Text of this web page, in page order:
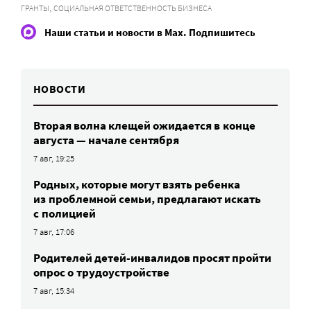
ГРАНТЫ, СОЦИАЛЬНАЯ ОТВЕТСТВЕННОСТЬ БИЗНЕСА
Наши статьи и новости в Max. Подпишитесь
НОВОСТИ
Вторая волна клещей ожидается в конце
августа — начале сентября
7 авг, 19:25
Родных, которые могут взять ребенка
из проблемной семьи, предлагают искать
с полицией
7 авг, 17:06
Родителей детей-инвалидов просят пройти
опрос о трудоустройстве
7 авг, 15:34